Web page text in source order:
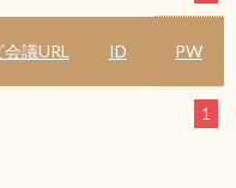
議URL ID PW
1